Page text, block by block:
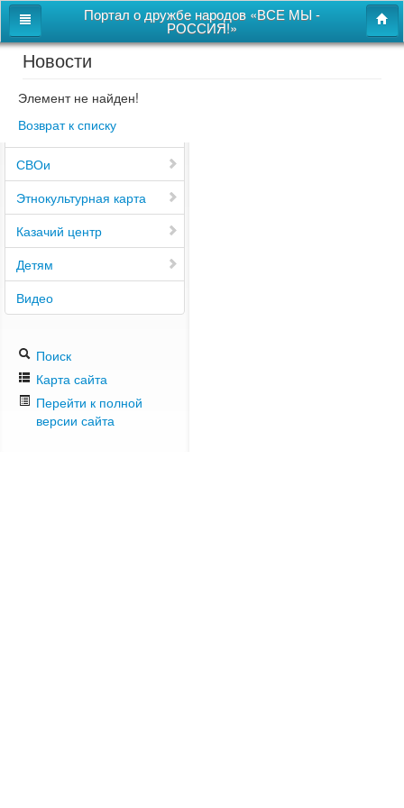
Портал о дружбе народов «ВСЕ МЫ -
РОССИЯ!»
Главная
Дом дружбы народов
Новости
СВОи
Этнокультурная карта
Казачий центр
Детям
Видео
Поиск
Карта сайта
Перейти к полной
версии сайта
Новости
Элемент не найден!
Возврат к списку